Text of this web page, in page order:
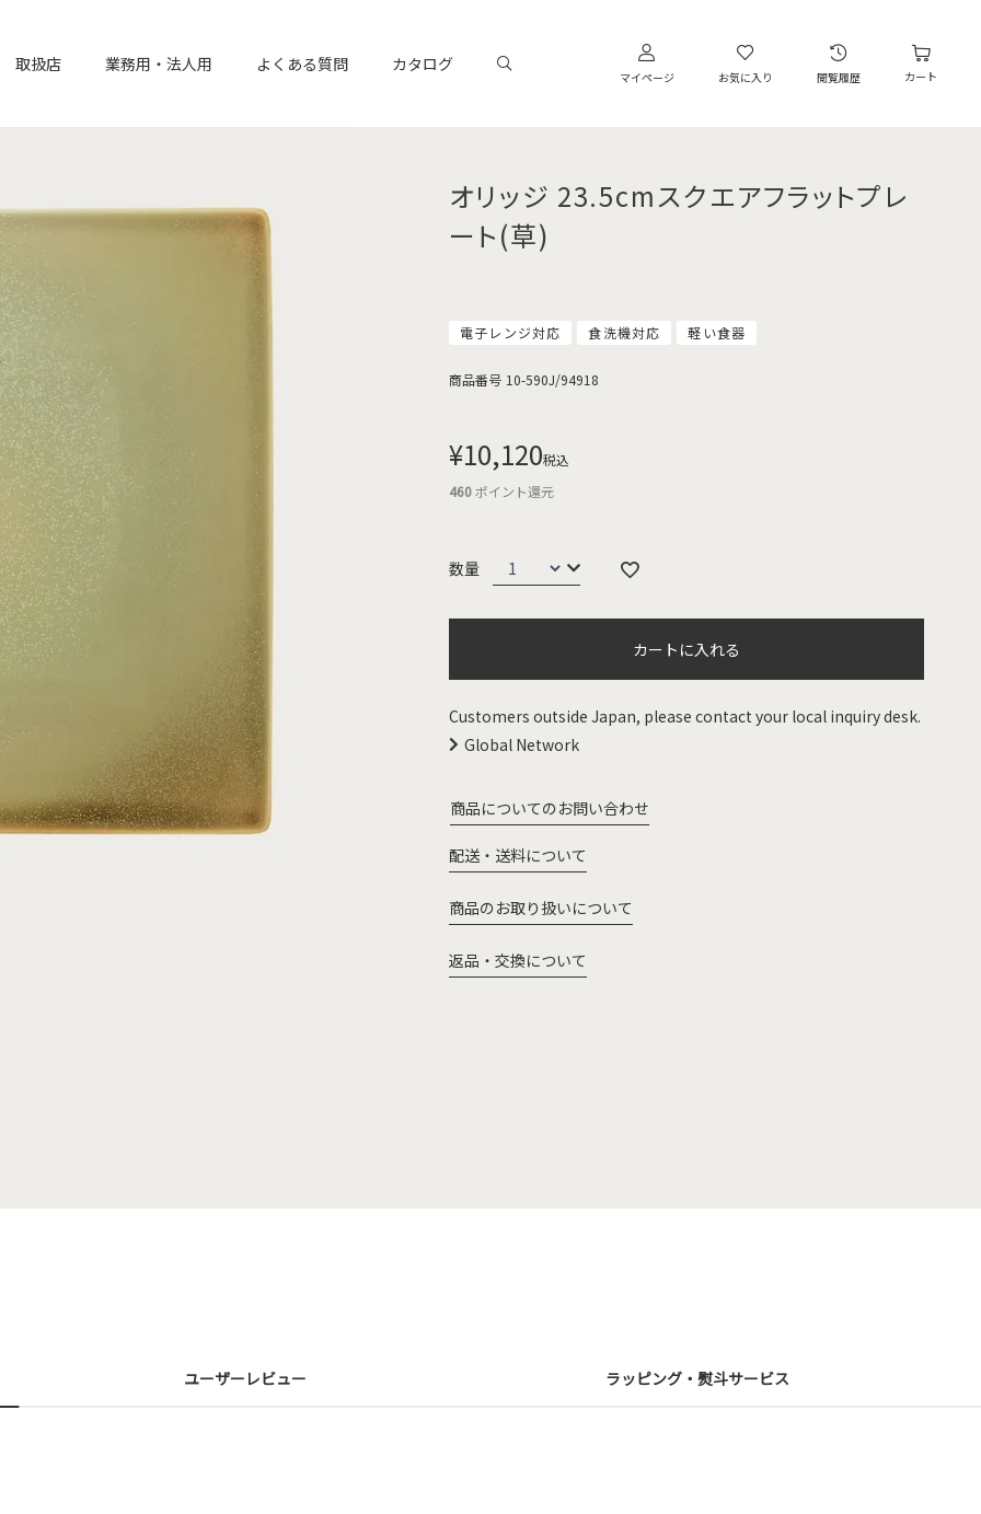
取扱店 業務用・法人用 よくある質問 カタログ
マイページ お気に入り 閲覧履歴 カート
オリッジ 23.5cmスクエアフラットプレ
ート(草)
電子レンジ対応 食洗機対応 軽い食器
商品番号 10-590J/94918
¥10,120税込
460ポイント還元
カートに入れる
Customers outside Japan, please contact your local inquiry desk.
Global Network
商品についてのお問い合わせ
配送・送料について
商品のお取り扱いについて
返品・交換について
ユーザーレビュー ラッピング・熨斗サービス